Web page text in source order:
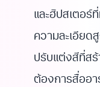
และฮิปสเตอร์
ความละเอียด
ปรับแต่งสีที่สร้
ต้องการสื่ออา